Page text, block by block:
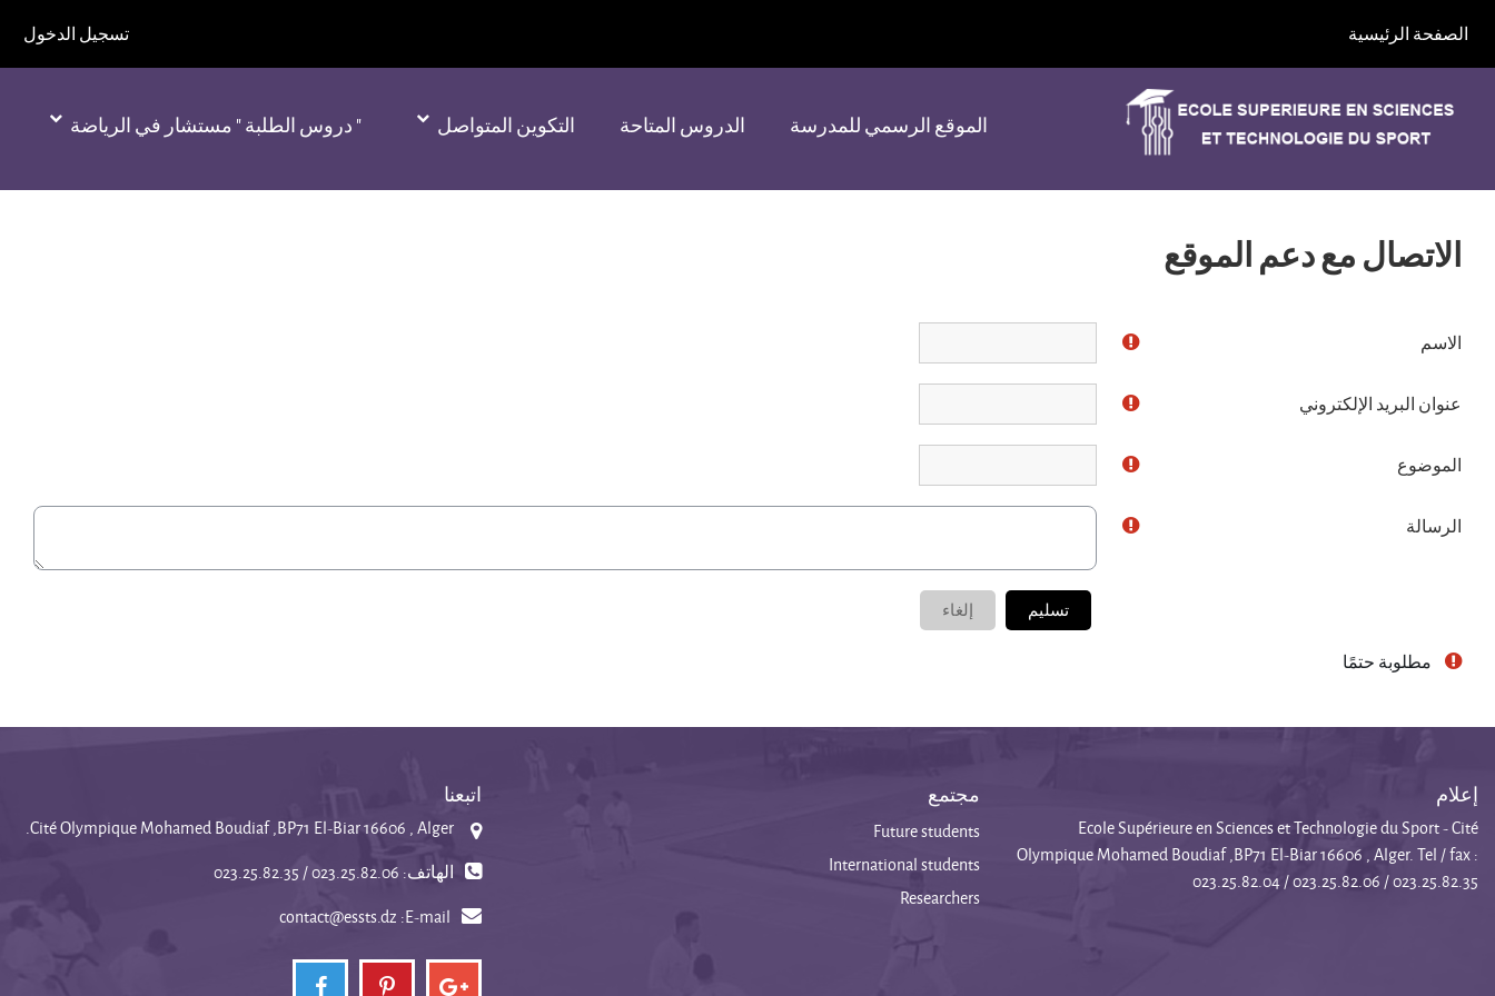
الصفحة الرئيسية
تسجيل الدخول
الموقع الرسمي للمدرسة الدروس المتاحة التكوين المتواصل " دروس الطلبة " مستشار في الرياضة
الاتصال مع دعم الموقع
الاسم
عنوان البريد الإلكتروني
الموضوع
الرسالة
مطلوبة حتمًا
إعلام
Ecole Supérieure en Sciences et Technologie du Sport - Cité
Olympique Mohamed Boudiaf ,BP71 El-Biar 16606 , Alger. Tel / fax :
023.25.82.04 / 023.25.82.06 / 023.25.82.35
مجتمع
Future students
International students
Researchers
اتبعنا
Cité Olympique Mohamed Boudiaf ,BP71 El-Biar 16606 , Alger.
الهاتف: 023.25.82.06 / 023.25.82.35
E-mail:
contact@essts.dz